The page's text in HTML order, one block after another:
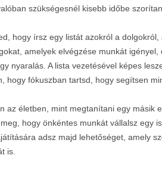
szükségesnél kisebb időbe
hogy írsz egy listát azokról a
amelyek elvégzése munkát
nyaralás. A lista vezetésével képes
hogy fókuszban tartsd, hogy segítsen
az életben, mint megtanítani egy másik
hogy önkéntes munkát vállalsz egy
adsz majd lehetőséget, amely
is.